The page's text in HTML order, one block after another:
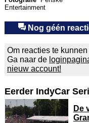
Entertainment
Nog géén
Om reacties te
Ga naar de
nieuw account!
Eerder IndyCar
De